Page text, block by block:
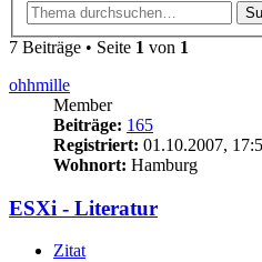
7 Beiträge • Seite 1 von 1
ohhmille
Member
Beiträge: 165
Registriert: 01.10.2007,
Wohnort: Hamburg
ESXi - Literatur
Zitat